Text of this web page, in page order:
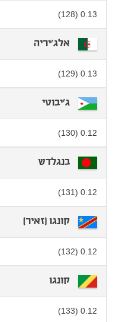
0.13 (128)
אלג'יריה
0.13 (129)
ג'יבוטי
0.12 (130)
בנגלדש
0.12 (131)
קונגו (זאיר)
0.12 (132)
קונגו
0.12 (133)